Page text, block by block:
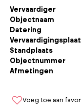
Vervaardiger
Objectnaam
Datering
Standplaats
Objectnummer
Afmetingen
Voeg toe aan